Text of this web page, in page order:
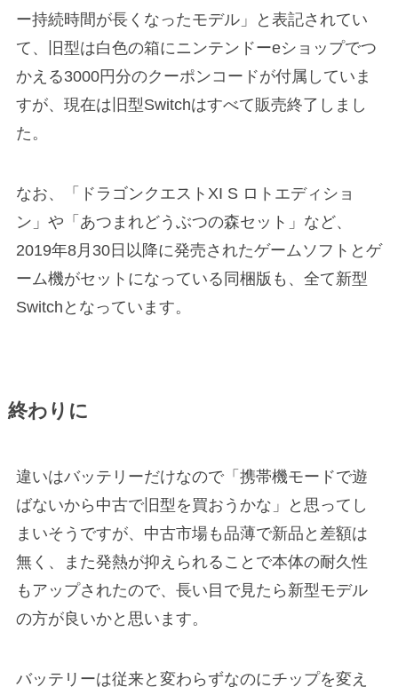
ー持続時間が長くなったモデル」と表記されてい
て、旧型は白色の箱にニンテンドーeショップでつ
かえる3000円分のクーポンコードが付属していま
すが、現在は旧型Switchはすべて販売終了しまし
た。
なお、「ドラゴンクエストXI S ロトエディショ
ン」や「あつまれどうぶつの森セット」など、
2019年8月30日以降に発売されたゲームソフトとゲ
ーム機がセットになっている同梱版も、全て新型
Switchとなっています。
終わりに
違いはバッテリーだけなので「携帯機モードで遊
ばないから中古で旧型を買おうかな」と思ってし
まいそうですが、中古市場も品薄で新品と差額は
無く、また発熱が抑えられることで本体の耐久性
もアップされたので、長い目で見たら新型モデル
の方が良いかと思います。
バッテリーは従来と変わらずなのにチップを変え